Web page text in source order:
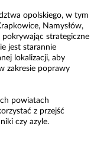
opolskiego, w tym
Namysłów,
pokrywając strategiczne
jest starannie
lokalizacji, aby
zakresie poprawy
powiatach
z przejść
czy azyle.